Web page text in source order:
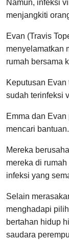
Namun, infeksi
menjangkiti
Evan (Travis
menyelamatkan
rumah bersama
Keputusan
sudah terinfeksi
Emma dan
mencari bantuan.
Mereka
mereka di
infeksi yang
Selain
menghadapi
bertahan hidup
saudara